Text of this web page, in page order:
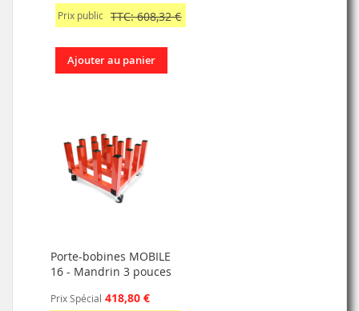
Prix public TTC: 608,32 €
Ajouter au panier
Porte-bobines MOBILE
16 - Mandrin 3 pouces
Prix Spécial 418,80 €